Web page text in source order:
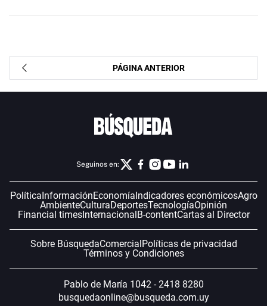
PÁGINA ANTERIOR
Seguinos en:
Política InformaciónEconomía Indicadores económicosAgro
AmbienteCulturaDeportesTecnologíaOpinión
Financial timesInternacional B-contentCartas al Director
Sobre BúsquedaComercial Políticas de privacidad
Términos y Condiciones
Pablo de María 1042 - 2418 8280
busquedaonline@busqueda.com.uy